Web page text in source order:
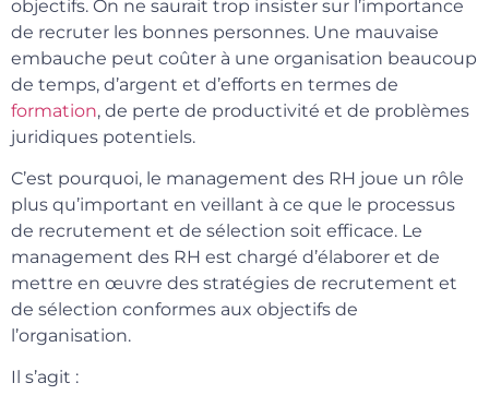
objectifs. On ne saurait trop insister sur l’importance
de recruter les bonnes personnes. Une mauvaise
embauche peut coûter à une organisation beaucoup
de temps, d’argent et d’efforts en termes de
formation, de perte de productivité et de problèmes
juridiques potentiels.
C’est pourquoi, le management des RH joue un rôle
plus qu’important en veillant à ce que le processus
de recrutement et de sélection soit efficace. Le
management des RH est chargé d’élaborer et de
mettre en œuvre des stratégies de recrutement et
de sélection conformes aux objectifs de
l’organisation.
Il s’agit :